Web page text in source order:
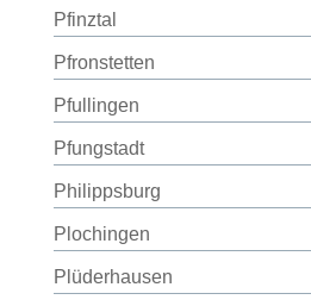
Pfinztal
Pfronstetten
Pfullingen
Pfungstadt
Philippsburg
Plochingen
Plüderhausen